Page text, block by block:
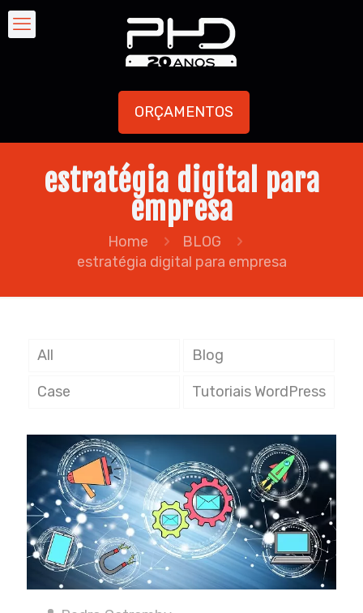
ORÇAMENTOS
estratégia digital para
empresa
Home
BLOG
estratégia digital para empresa
All Blog
Case Tutoriais WordPress